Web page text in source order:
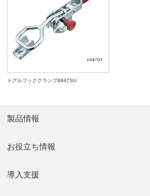
トグルフッククランプ6847SU
製品情報
お役立ち情報
導入支援